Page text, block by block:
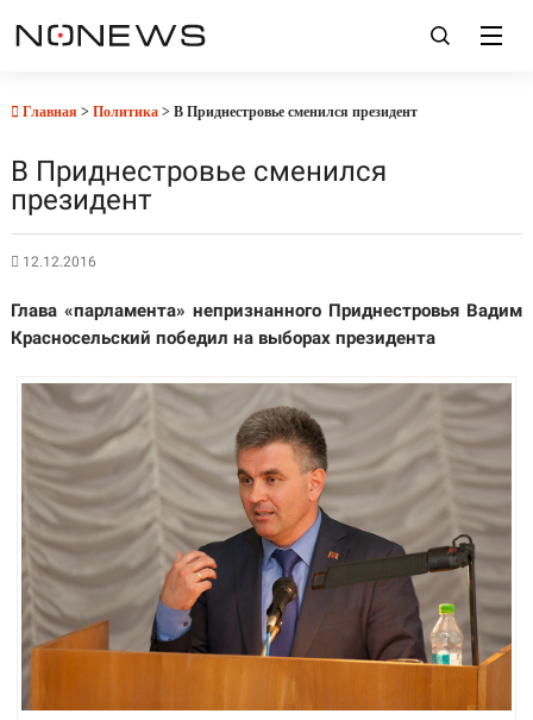
Главная > Политика> В Приднестровье сменился президент
В Приднестровье сменился
президент
12.12.2016
Глава «парламента» непризнанного Приднестровья Вадим
Красносельский победил на выборах президента